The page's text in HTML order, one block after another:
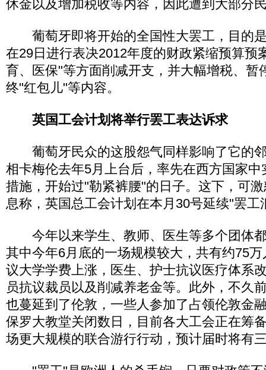
休金以及增加税收等内容，因此遭到大部分
葡萄牙即将开始的全国性大罢工，目的
在29日进行表决2012年度的财政紧缩预算预
育、医保"等方面削减开支，并大幅增税、暂
终"红包儿"等内容。
英国工会计划将举行罢工表达诉求
葡萄牙民众的这股怨气同样影响了它的
相卡梅伦去年5月上台后，率先在西方国家
措施，开始过"勒紧裤腰"的日子。这下，可
息称，英国总工会计划在本月30号延续"罢工
今年以来学生、教师、医生等多个团体
其中今年6月底的一场规模较大，共有约75
议大学学费上涨，医生、护士抗议医疗体系
员抗议裁员以及削减养老金等。此外，不久
也蔓延到了伦敦，一些人参加了占领伦敦金
保罗大教堂关闭数日，目前各大工会正在筹
场更大规模的联合游行行动，预计届时将有